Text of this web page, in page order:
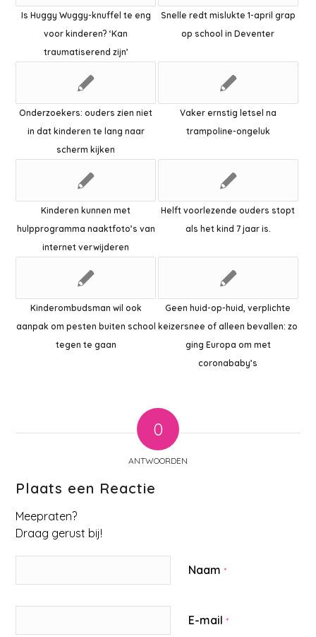
Is Huggy Wuggy-knuffel te eng
voor kinderen? ‘Kan
traumatiserend zijn’
Snelle redt mislukte 1-april grap
op school in Deventer
Onderzoekers: ouders zien niet
in dat kinderen te lang naar
scherm kijken
Vaker ernstig letsel na
trampoline-ongeluk
Kinderen kunnen met
hulpprogramma naaktfoto’s van
internet verwijderen
Helft voorlezende ouders stopt
als het kind 7 jaar is.
Kinderombudsman wil ook
aanpak om pesten buiten school
tegen te gaan
Geen huid-op-huid, verplichte
keizersnee of alleen bevallen: zo
ging Europa om met
coronababy’s
0
ANTWOORDEN
Plaats een Reactie
Meepraten?
Draag gerust bij!
Naam*
E-mail*